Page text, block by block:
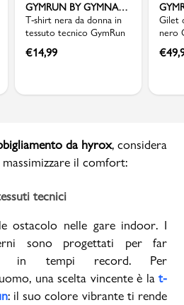
GYMRUN BY GYMNASIUM
T-shirt nera da donna in
tessuto tecnico GymRun
€14,99
Gilet
nero
con
€
da hyrox, considera
il comfort:
tecnici
ostacolo nelle gare indoor. I
sono progettati per far
in tempi record. Per
una scelta vincente è la t-
: il suo colore vibrante ti rende